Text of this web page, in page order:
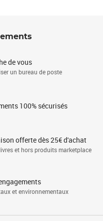
de vous
un bureau de poste
100% sécurisés
offerte dès 25€ d'achat
et hors produits marketplace
et environnementaux